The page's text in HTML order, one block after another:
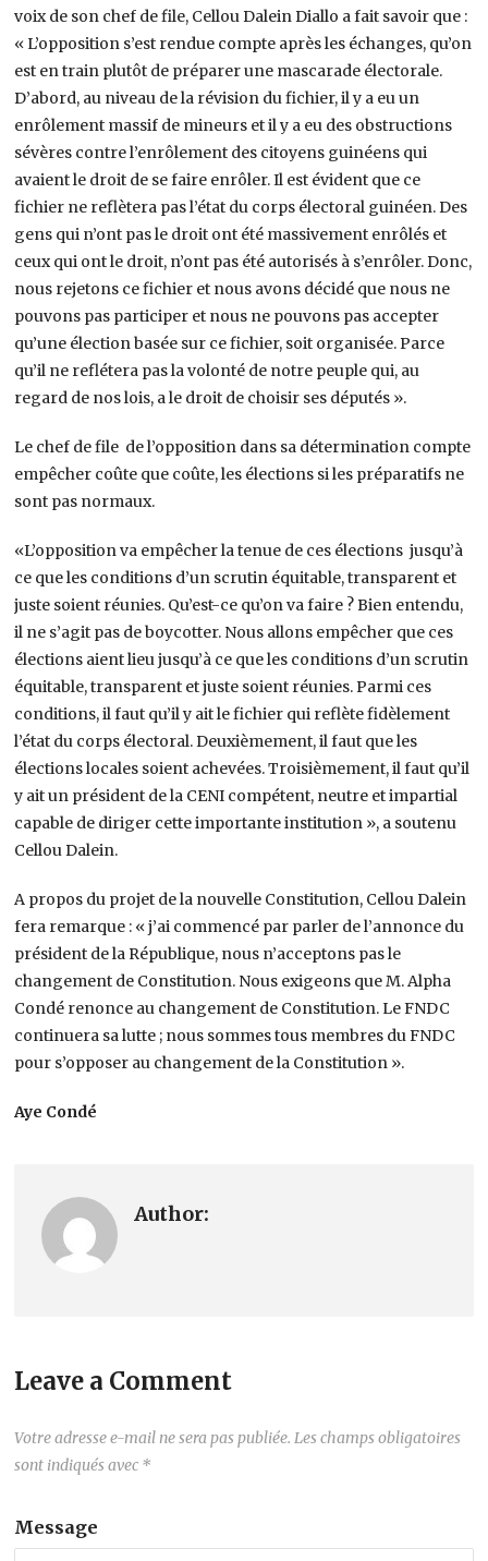
voix de son chef de file, Cellou Dalein Diallo a fait savoir que :
« L’opposition s’est rendue compte après les échanges, qu’on
est en train plutôt de préparer une mascarade électorale.
D’abord, au niveau de la révision du fichier, il y a eu un
enrôlement massif de mineurs et il y a eu des obstructions
sévères contre l’enrôlement des citoyens guinéens qui
avaient le droit de se faire enrôler. Il est évident que ce
fichier ne reflètera pas l’état du corps électoral guinéen. Des
gens qui n’ont pas le droit ont été massivement enrôlés et
ceux qui ont le droit, n’ont pas été autorisés à s’enrôler. Donc,
nous rejetons ce fichier et nous avons décidé que nous ne
pouvons pas participer et nous ne pouvons pas accepter
qu’une élection basée sur ce fichier, soit organisée. Parce
qu’il ne reflétera pas la volonté de notre peuple qui, au
regard de nos lois, a le droit de choisir ses députés ».
Le chef de file de l’opposition dans sa détermination compte
empêcher coûte que coûte, les élections si les préparatifs ne
sont pas normaux.
«L’opposition va empêcher la tenue de ces élections jusqu’à
ce que les conditions d’un scrutin équitable, transparent et
juste soient réunies. Qu’est-ce qu’on va faire ? Bien entendu,
il ne s’agit pas de boycotter. Nous allons empêcher que ces
élections aient lieu jusqu’à ce que les conditions d’un scrutin
équitable, transparent et juste soient réunies. Parmi ces
conditions, il faut qu’il y ait le fichier qui reflète fidèlement
l’état du corps électoral. Deuxièmement, il faut que les
élections locales soient achevées. Troisièmement, il faut qu’il
y ait un président de la CENI compétent, neutre et impartial
capable de diriger cette importante institution », a soutenu
Cellou Dalein.
A propos du projet de la nouvelle Constitution, Cellou Dalein
fera remarque : « j’ai commencé par parler de l’annonce du
président de la République, nous n’acceptons pas le
changement de Constitution. Nous exigeons que M. Alpha
Condé renonce au changement de Constitution. Le FNDC
continuera sa lutte ; nous sommes tous membres du FNDC
pour s’opposer au changement de la Constitution ».
Aye Condé
Author:
Leave a Comment
Votre adresse e-mail ne sera pas publiée. Les champs obligatoires
sont indiqués avec *
Message